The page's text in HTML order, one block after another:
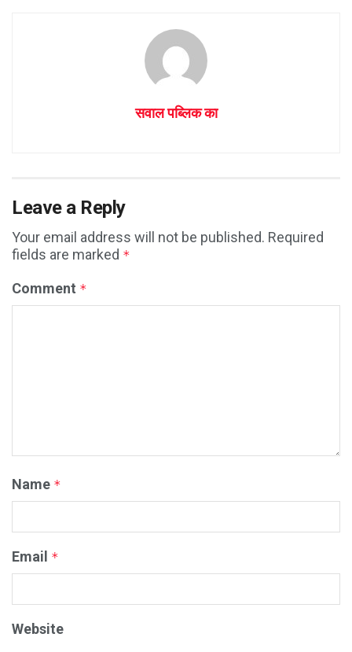
सवाल पब्लिक का
Leave a Reply
Your email address will not be published. Required
fields are marked *
Comment *
Name *
Email *
Website